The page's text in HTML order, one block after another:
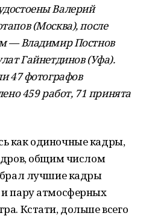
Валерий
(Москва), после
— Владимир Постнов
Гайнетдинов (Уфа).
47 фотографов
459 работ, 71 принята
как одиночные кадры,
общим числом
лучшие кадры
и пару атмосферных
Кстати, дольше всего